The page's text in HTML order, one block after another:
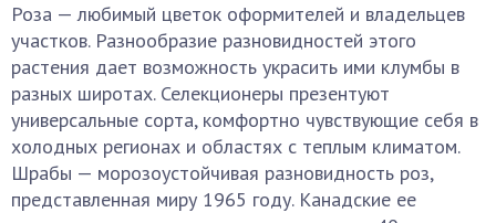
Роза — любимый цветок оформителей и владельцев
участков. Разнообразие разновидностей этого
растения дает возможность украсить ими клумбы в
разных широтах. Селекционеры презентуют
универсальные сорта, комфортно чувствующие себя в
холодных регионах и областях с теплым климатом.
Шрабы — морозоустойчивая разновидность роз,
представленная миру 1965 году. Канадские ее